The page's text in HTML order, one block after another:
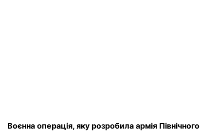
Воєнна операція, яку розробила армія Північного